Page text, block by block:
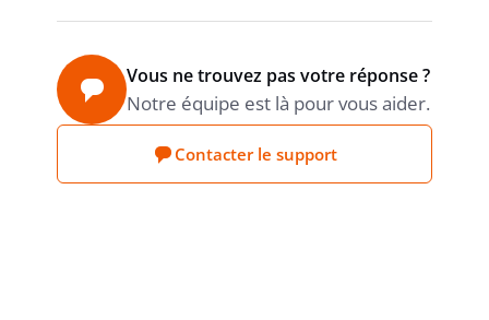
Vous ne trouvez pas votre réponse ?
Notre équipe est là pour vous aider.
Contacter le support